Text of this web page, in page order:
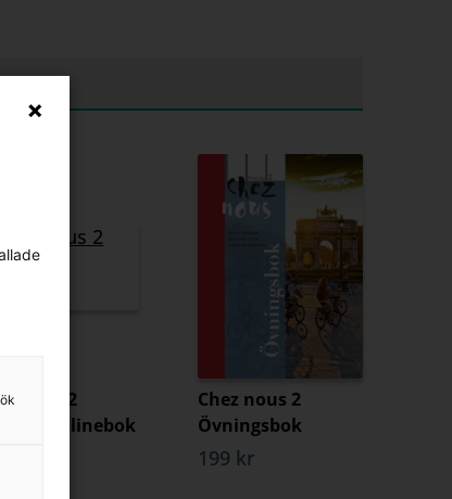
nous 2
onlinebok
Chez nous 2
Övningsbok
199 kr